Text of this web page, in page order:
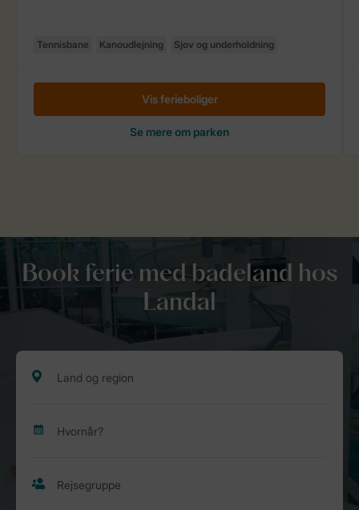
Book ferie med badeland hos
Landal